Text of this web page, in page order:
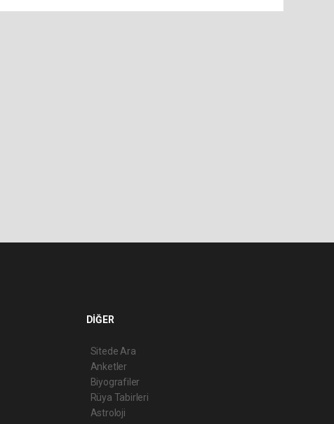
DİĞER
Sitede Ara
Anketler
Biyografiler
Rüya Tabirleri
Astroloji